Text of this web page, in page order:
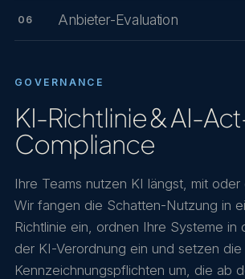
06 Anbieter-Evaluation
GOVERNANCE
KI-Richtlinie & AI-
Compliance
Ihre Teams nutzen KI längst, mit oder
Wir fangen die Schatten-Nutzung in
Richtlinie ein, ordnen Ihre Systeme in
der KI-Verordnung ein und setzen die
Kennzeichnungspflichten um, die ab